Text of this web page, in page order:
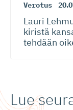
Verotus
Lauri
kiristä
tehdään
Lue